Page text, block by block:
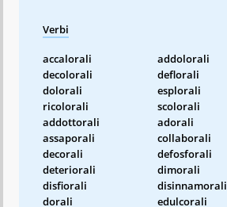
Verbi
accalorali addolorali
decolorali
deflorali
dolorali
esplorali
ricolorali
scolorali
addottorali
adorali
assaporali
collaborali
decorali
defosforali
deteriorali
dimorali
disfiorali
disinnamorali
dorali
edulcorali